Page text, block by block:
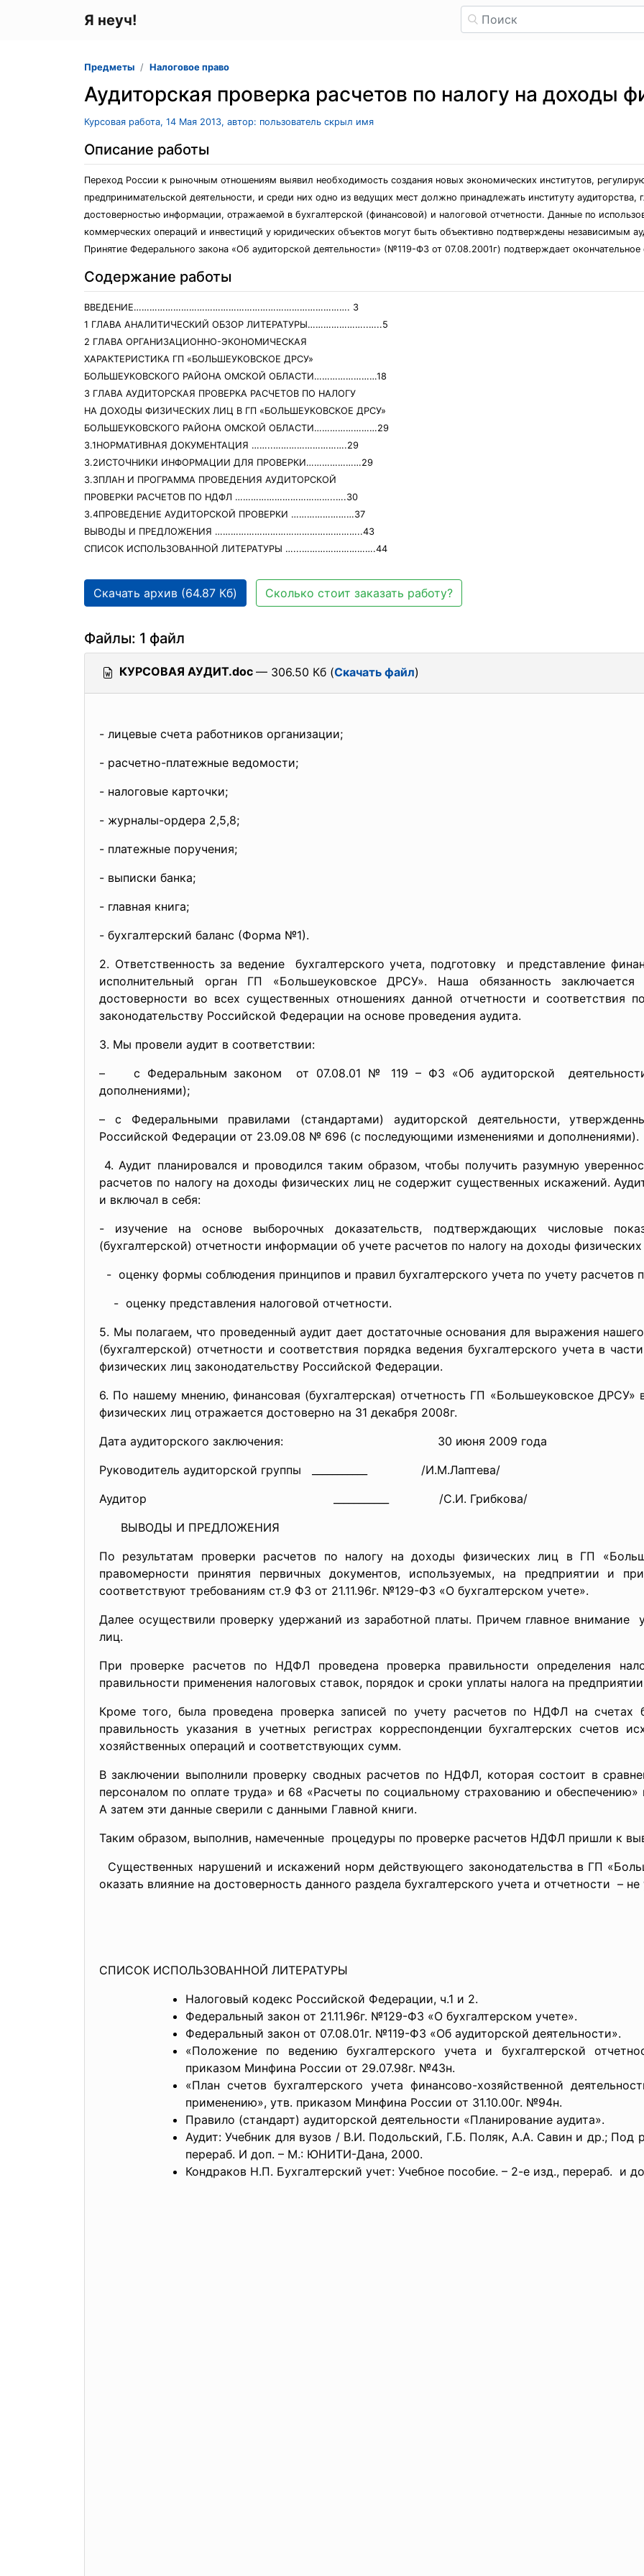
Я неуч!
Предметы Налоговое право
Аудиторская проверка расчетов по налогу на доходы
Курсовая работа, 14 Мая 2013, автор: пользователь скрыл имя
Описание работы
Переход России к рыночным отношениям выявил необходимость создания новых экономических институтов,
предпринимательской деятельности, и среди них одно из ведущих мест должно принадлежать институту аудиторства,
достоверностью информации, отражаемой в бухгалтерской (финансовой) и налоговой отчетности. Данные по
коммерческих операций и инвестиций у юридических объектов могут быть объективно подтверждены независимым
Принятие Федерального закона «Об аудиторской деятельности» (№119-ФЗ от 07.08.2001г) подтверждает
Содержание работы
ВВЕДЕНИЕ………………………………………………………………………. 3
1 ГЛАВА АНАЛИТИЧЕСКИЙ ОБЗОР ЛИТЕРАТУРЫ…………………..…..5
2 ГЛАВА ОРГАНИЗАЦИОННО-ЭКОНОМИЧЕСКАЯ
ХАРАКТЕРИСТИКА ГП «БОЛЬШЕУКОВСКОЕ ДРСУ»
БОЛЬШЕУКОВСКОГО РАЙОНА ОМСКОЙ ОБЛАСТИ……………………18
3 ГЛАВА АУДИТОРСКАЯ ПРОВЕРКА РАСЧЕТОВ ПО НАЛОГУ
НА ДОХОДЫ ФИЗИЧЕСКИХ ЛИЦ В ГП «БОЛЬШЕУКОВСКОЕ ДРСУ»
БОЛЬШЕУКОВСКОГО РАЙОНА ОМСКОЙ ОБЛАСТИ……………………29
3.1НОРМАТИВНАЯ ДОКУМЕНТАЦИЯ ……..……………………….29
3.2ИСТОЧНИКИ ИНФОРМАЦИИ ДЛЯ ПРОВЕРКИ…………………29
3.3ПЛАН И ПРОГРАММА ПРОВЕДЕНИЯ АУДИТОРСКОЙ
ПРОВЕРКИ РАСЧЕТОВ ПО НДФЛ ………………………………..….30
3.4ПРОВЕДЕНИЕ АУДИТОРСКОЙ ПРОВЕРКИ ……………………37
ВЫВОДЫ И ПРЕДЛОЖЕНИЯ ………………………………………………..43
СПИСОК ИСПОЛЬЗОВАННОЙ ЛИТЕРАТУРЫ …...……………………….44
Скачать архив (64.87 Кб) Сколько стоит заказать работу?
Файлы: 1 файл
КУРСОВАЯ АУДИТ.doc — 306.50 Кб (Скачать файл)
- лицевые счета работников организации;
- расчетно-платежные ведомости;
- налоговые карточки;
- журналы-ордера 2,5,8;
- платежные поручения;
- выписки банка;
- главная книга;
- бухгалтерский баланс (Форма №1).
2. Ответственность за ведение бухгалтерского учета, подготовку и представление
исполнительный орган ГП «Большеуковское ДРСУ». Наша обязанность
достоверности во всех существенных отношениях данной отчетности и соответствия
законодательству Российской Федерации на основе проведения аудита.
3. Мы провели аудит в соответствии:
– с Федеральным законом от 07.08.01 № 119 – ФЗ «Об аудиторской
дополнениями);
– с Федеральными правилами (стандартами) аудиторской деятельности,
Российской Федерации от 23.09.08 № 696 (с последующими изменениями и дополнениями).
4. Аудит планировался и проводился таким образом, чтобы получить разумную
расчетов по налогу на доходы физических лиц не содержит существенных искажений.
и включал в себя:
- изучение на основе выборочных доказательств, подтверждающих числовые
(бухгалтерской) отчетности информации об учете расчетов по налогу на доходы
- оценку формы соблюдения принципов и правил бухгалтерского учета по учету расчетов
- оценку представления налоговой отчетности.
5. Мы полагаем, что проведенный аудит дает достаточные основания для выражения
(бухгалтерской) отчетности и соответствия порядка ведения бухгалтерского учета в
физических лиц законодательству Российской Федерации.
6. По нашему мнению, финансовая (бухгалтерская) отчетность ГП «Большеуковское ДРСУ»
физических лиц отражается достоверно на 31 декабря 2008г.
Дата аудиторского заключения: 30 июня 2009 года
Руководитель аудиторской группы ___________ /И.М.Лаптева/
Аудитор ___________ /С.И. Грибкова/
ВЫВОДЫ И ПРЕДЛОЖЕНИЯ
По результатам проверки расчетов по налогу на доходы физических лиц в ГП
правомерности принятия первичных документов, используемых, на предприятии и
соответствуют требованиям ст.9 ФЗ от 21.11.96г. №129-ФЗ «О бухгалтерском учете».
Далее осуществили проверку удержаний из заработной платы. Причем главное внимание
лиц.
При проверке расчетов по НДФЛ проведена проверка правильности определения
правильности применения налоговых ставок, порядок и сроки уплаты налога на
Кроме того, была проведена проверка записей по учету расчетов по НДФЛ на счетах
правильность указания в учетных регистрах корреспонденции бухгалтерских счетов
хозяйственных операций и соответствующих сумм.
В заключении выполнили проверку сводных расчетов по НДФЛ, которая состоит в
персоналом по оплате труда» и 68 «Расчеты по социальному страхованию и
А затем эти данные сверили с данными Главной книги.
Таким образом, выполнив, намеченные процедуры по проверке расчетов НДФЛ пришли к
Существенных нарушений и искажений норм действующего законодательства в ГП
оказать влияние на достоверность данного раздела бухгалтерского учета и отчетности – не
СПИСОК ИСПОЛЬЗОВАННОЙ ЛИТЕРАТУРЫ
Налоговый кодекс Российской Федерации, ч.1 и 2.
Федеральный закон от 21.11.96г. №129-ФЗ «О бухгалтерском учете».
Федеральный закон от 07.08.01г. №119-ФЗ «Об аудиторской деятельности».
«Положение по ведению бухгалтерского учета и бухгалтерской
приказом Минфина России от 29.07.98г. №43н.
«План счетов бухгалтерского учета финансово-хозяйственной
применению», утв. приказом Минфина России от 31.10.00г. №94н.
Правило (стандарт) аудиторской деятельности «Планирование аудита».
Аудит: Учебник для вузов / В.И. Подольский, Г.Б. Поляк, А.А. Савин и др.; Под
перераб. И доп. – М.: ЮНИТИ-Дана, 2000.
Кондраков Н.П. Бухгалтерский учет: Учебное пособие. – 2-е изд., перераб. и